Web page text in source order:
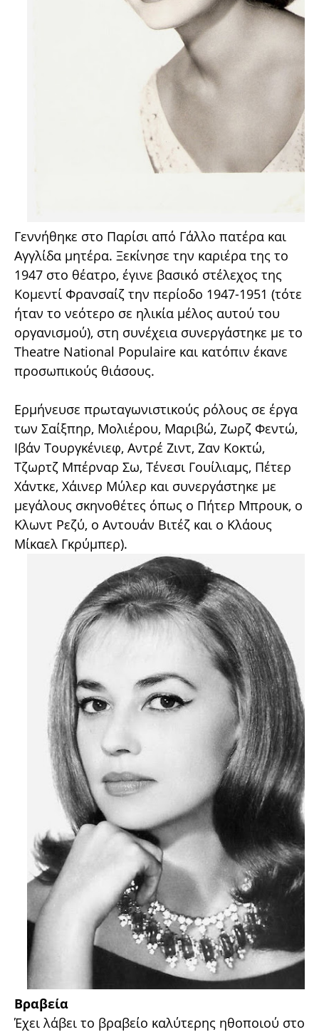
Γεννήθηκε στο Παρίσι από Γάλλο πατέρα και
Αγγλίδα μητέρα. Ξεκίνησε την καριέρα της το
1947 στο θέατρο, έγινε βασικό στέλεχος της
Κομεντί Φρανσαίζ την περίοδο 1947-1951 (τότε
ήταν το νεότερο σε ηλικία μέλος αυτού του
οργανισμού), στη συνέχεια συνεργάστηκε με το
Theatre National Populaire και κατόπιν έκανε
προσωπικούς θιάσους.
Ερμήνευσε πρωταγωνιστικούς ρόλους σε έργα
των Σαίξπηρ, Μολιέρου, Μαριβώ, Ζωρζ Φεντώ,
Ιβάν Τουργκένιεφ, Αντρέ Ζιντ, Ζαν Κοκτώ,
Τζωρτζ Μπέρναρ Σω, Τένεσι Γουίλιαμς, Πέτερ
Χάντκε, Χάινερ Μύλερ και συνεργάστηκε με
μεγάλους σκηνοθέτες όπως ο Πήτερ Μπρουκ, ο
Κλωντ Ρεζύ, ο Αντουάν Βιτέζ και ο Κλάους
Μίκαελ Γκρύμπερ).
Βραβεία
Έχει λάβει το βραβείο καλύτερης ηθοποιού στο